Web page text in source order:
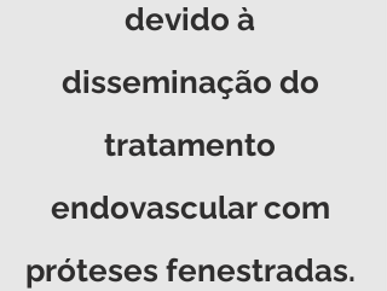
devido à
disseminação do
tratamento
endovascular com
próteses fenestradas.